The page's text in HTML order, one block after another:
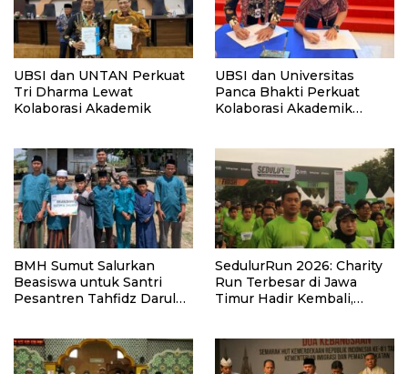
UBSI dan UNTAN Perkuat
Tri Dharma Lewat
Kolaborasi Akademik
UBSI dan Universitas
Panca Bhakti Perkuat
Kolaborasi Akademik
BMH Sumut Salurkan
Beasiswa untuk Santri
Pesantren Tahfidz Darul
SedulurRun 2026: Charity
Run Terbesar di Jawa
Timur Hadir Kembali,
Santri dan Guru Honorer